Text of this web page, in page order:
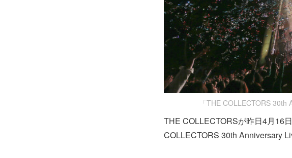
「THE COLLECTORS
THE COLLECTORSが昨日4月16
COLLECTORS 30th Anniversary